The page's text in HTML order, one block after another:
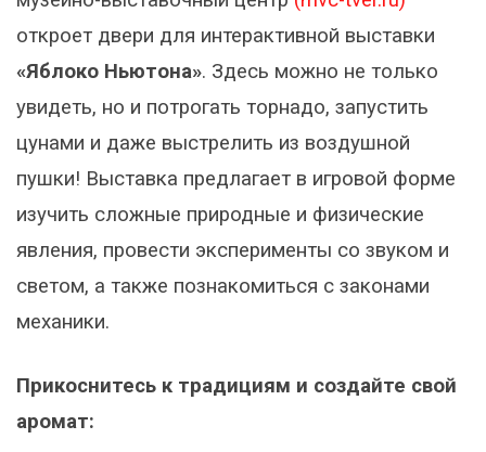
откроет двери для интерактивной выставки
«Яблоко Ньютона». Здесь можно не только
увидеть, но и потрогать торнадо, запустить
цунами и даже выстрелить из воздушной
пушки! Выставка предлагает в игровой форме
изучить сложные природные и физические
явления, провести эксперименты со звуком и
светом, а также познакомиться с законами
механики.
Прикоснитесь к традициям и создайте свой
аромат: